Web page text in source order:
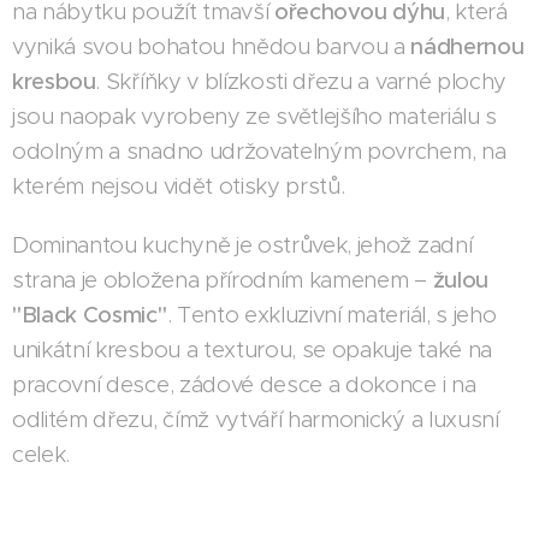
na nábytku použít tmavšíořechovou dýhu, která
vyniká svou bohatou hnědou barvou a nádhernou
kresbou. Skříňky v blízkosti dřezu a varné plochy
jsou naopak vyrobeny ze světlejšího materiálu s
odolným a snadno udržovatelným povrchem, na
kterém nejsou vidět otisky prstů.
Dominantou kuchyně je ostrůvek, jehož zadní
strana je obložena přírodním kamenem – žulou
"Black Cosmic". Tento exkluzivní materiál, s jeho
unikátní kresbou a texturou, se opakuje také na
pracovní desce, zádové desce a dokonce i na
odlitém dřezu, čímž vytváří harmonický a luxusní
celek.